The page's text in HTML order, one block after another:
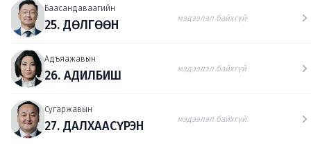
Баасандаваагийн
25. ДӨЛГӨӨН мэдээлэл байхгүй
Адъяажавын
26. АДИЛБИШ мэдээлэл байхгүй
Сугаржавын
27. ДАЛХААСҮРЭН мэдээлэл байхгүй